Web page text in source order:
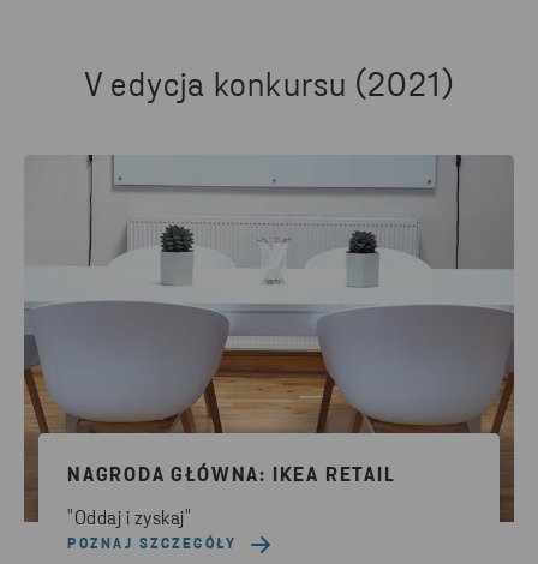
V edycja konkursu (2021)
NAGRODA GŁÓWNA: IKEA RETAIL
"Oddaj i zyskaj"
POZNAJ SZCZEGÓŁY